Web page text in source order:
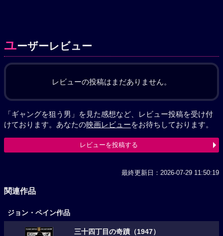
ユーザーレビュー
レビューの投稿はまだありません。
「ギャングを狙う男」を見た感想など、レビュー投稿を受け付
けております。あなたの映画レビューをお待ちしております。
レビューを投稿する
最終更新日：2026-07-29 11:50:19
関連作品
ジョン・ペイン作品
三十四丁目の奇蹟（1947）